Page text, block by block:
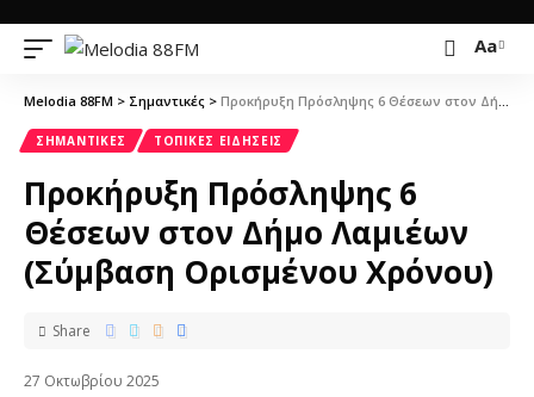
Aa
Melodia 88FM > Σημαντικές > Προκήρυξη Πρόσληψης 6 Θέσεων στον Δήμο Λαμιέων (Σύμβαση Ορισμένου Χρόνου)
ΣΗΜΑΝΤΙΚΈΣ ΤΟΠΙΚΈΣ ΕΙΔΉΣΕΙΣ
Προκήρυξη Πρόσληψης 6
Θέσεων στον Δήμο Λαμιέων
(Σύμβαση Ορισμένου Χρόνου)
27 Οκτωβρίου 2025
Share